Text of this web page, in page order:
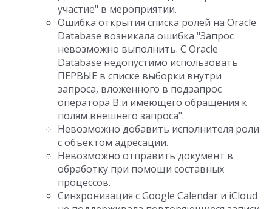
участие" в мероприятии.
Ошибка открытия списка ролей на Oracle
Database возникала ошибка "Запрос
невозможно выполнить. С Oracle
Database недопустимо использовать
ПЕРВЫЕ в списке выборки внутри
запроса, вложенного в подзапрос
оператора В и имеющего обращения к
полям внешнего запроса".
Невозможно добавить исполнителя роли
с объектом адресации.
Невозможно отправить документ в
обработку при помощи составных
процессов.
Синхронизация с Google Calendar и iCloud